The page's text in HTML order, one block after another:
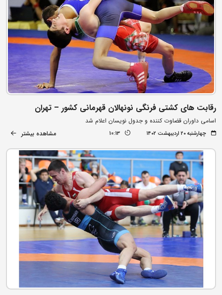
رقابت های کشتی فرنگی نونهالان قهرمانی کشور – تهران
اسامی داوران قضاوت کننده و جدول نویسان اعلام شد
چهارشنبه ۲۰ اردیبهشت ۱۴۰۲ 10:13 مشاهده بیشتر